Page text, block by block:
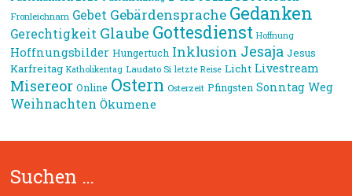
Fronleichnam Gebet Gebärdensprache Gedanken
Gerechtigkeit Glaube Gottesdienst Hoffnung
Hoffnungsbilder Hungertuch Inklusion Jesaja Jesus
Karfreitag Katholikentag Laudato Si letzte Reise Licht Livestream
Misereor Online Ostern Osterzeit Pfingsten Sonntag Weg
Weihnachten Ökumene
Suchen …